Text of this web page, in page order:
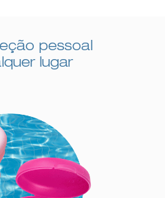
pessoal
lugar